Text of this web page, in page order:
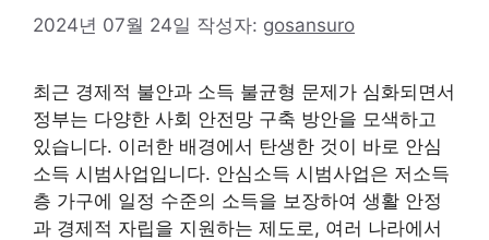
2024년 07월 24일 작성자: gosansuro
최근 경제적 불안과 소득 불균형 문제가 심화되면서
정부는 다양한 사회 안전망 구축 방안을 모색하고
있습니다. 이러한 배경에서 탄생한 것이 바로 안심
소득 시범사업입니다. 안심소득 시범사업은 저소득
층 가구에 일정 수준의 소득을 보장하여 생활 안정
과 경제적 자립을 지원하는 제도로, 여러 나라에서